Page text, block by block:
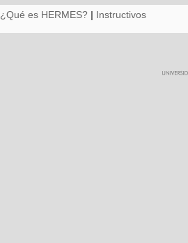
¿Qué es HERMES? | Instructivos